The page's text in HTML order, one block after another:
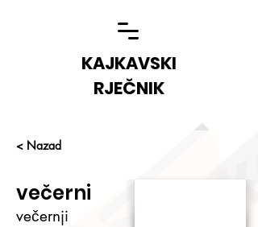
KAJKAVSKI
RJEČNIK
< Nazad
večerni
večernji